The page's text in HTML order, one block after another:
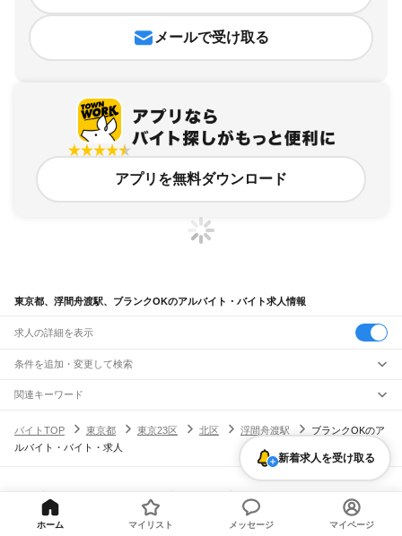
メールで受け取る
アプリを無料ダウンロード
東京都、浮間舟渡駅、ブランクOKのアルバイト・バイト求人情報
求人の詳細を表示
条件を追加・変更して検索
市区町村を追加・変更
東京都すべて
東京23区 すべて
墨田区 江東区品川区目黒区大田区
荒川区板橋区練馬区足立区葛飾区
江戸川区
八王子市 武蔵野市三鷹市 昭島市
小金井市
小平市
東村山市 国分寺市 福生市 狛江市東大和市 清瀬市
駅を追加・変更
JR山手線
大崎駅五反田駅 恵比寿駅 代々木駅
新大久保駅
高田馬場駅
池袋駅大塚駅 巣鴨駅 田端駅西日暮里駅 日暮里駅 鶯谷駅
職種を追加・変更
飲食・フードサービス
ホールスタッフ
キッチンスタッフ 皿洗い・洗い場精肉・鮮魚加工
給食調理
パン屋（ベーカリー）
フードカウンター販売員バー（BAR）・バーテンダー
人気
日払いOK
学生歓迎深夜の仕事 髪型・髪色自由
ネイルOK
雇用形態を追加・変更
関連キーワード
バイトTOP
東京都 東京23区 北区 浮間舟渡駅
ブランクOKのア
ルバイト・バイト・求人
新着求人を受け取る
[企業]求人広告の掲載相談
ホーム マイリスト メッセージ マイページ